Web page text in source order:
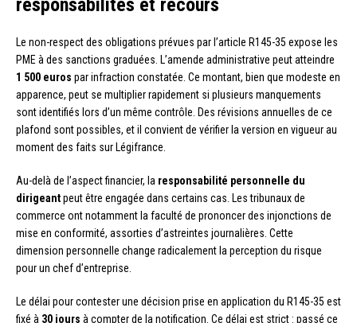
Le non-respect des obligations prévues par l’article R145-35 expose les
PME à des sanctions graduées. L’amende administrative peut atteindre
1 500 euros par infraction constatée. Ce montant, bien que modeste en
apparence, peut se multiplier rapidement si plusieurs manquements
sont identifiés lors d’un même contrôle. Des révisions annuelles de ce
plafond sont possibles, et il convient de vérifier la version en vigueur au
moment des faits sur Légifrance.
Au-delà de l’aspect financier, la responsabilité personnelle du
dirigeantpeut être engagée dans certains cas. Les tribunaux de
commerce ont notamment la faculté de prononcer des injonctions de
mise en conformité, assorties d’astreintes journalières. Cette
dimension personnelle change radicalement la perception du risque
pour un chef d’entreprise.
Le délai pour contester une décision prise en application du R145-35 est
fixé à 30 jours à compter de la notification. Ce délai est strict : passé ce